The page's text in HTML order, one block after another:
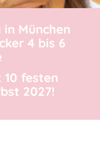
München
4 bis 6
festen
2027!